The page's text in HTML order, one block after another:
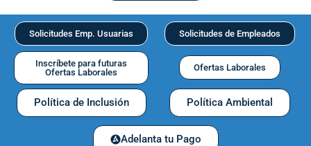
Solicitudes Emp. Usuarias Solicitudes de Empleados
Inscríbete para futuras
Ofertas Laborales
Ofertas Laborales
Política de Inclusión Política Ambiental
Adelanta tu Pago